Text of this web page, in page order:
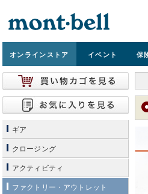
オンラインストア イベント 保
ギア
クロージング
アクティビティ
ファクトリー・アウトレット